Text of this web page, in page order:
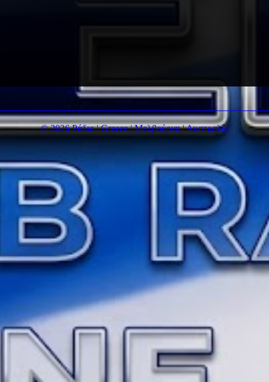
© 2026 Ράδιο | Greece | Μελβούρνη | Αυστραλία